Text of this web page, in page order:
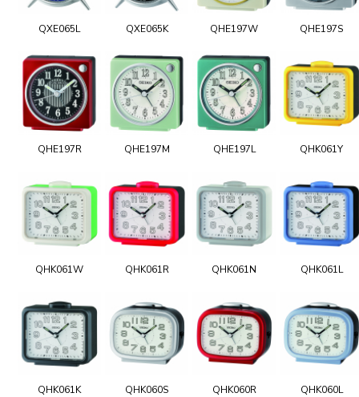
QXE065L QXE065K QHE197W QHE197S
QHE197R QHE197M QHE197L QHK061Y
QHK061W QHK061R QHK061N QHK061L
QHK061K QHK060S QHK060R QHK060L